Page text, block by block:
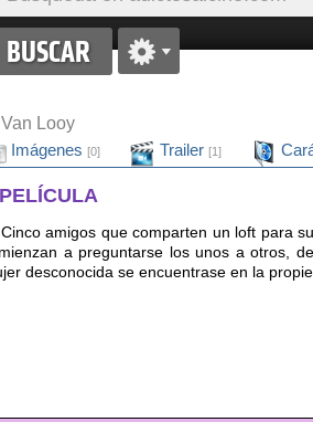
Looy
Imágenes [0] Trailer [1]
Cinco amigos que comparten un loft para
a preguntarse los unos a otros,
desconocida se encuentrase en la